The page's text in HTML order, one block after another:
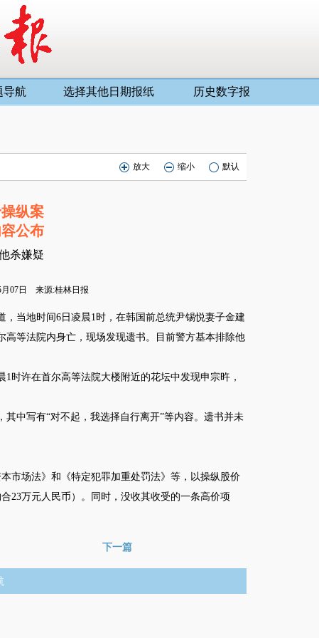
导航 选择其他日期报纸 历史数字报
放大 缩小 默认
纵案
公布
杀嫌疑
07日 来源:桂林日报
地时间6日凌晨1时，在韩国前总统尹锡悦妻子金建
等法院内身亡，现场发现遗书。目前警方基本排除他
许在首尔高等法院大楼附近的花坛中发现申宗旿，
中写有“对不起，我选择自行离开”等内容。遗书并未
场法》和《特定犯罪加重处罚法》等，以操纵股价
23万元人民币）。同时，没收其收受的一条高价项
下一篇